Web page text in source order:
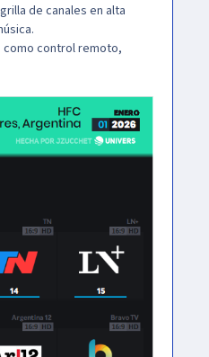
de canales en alta
como control remoto,